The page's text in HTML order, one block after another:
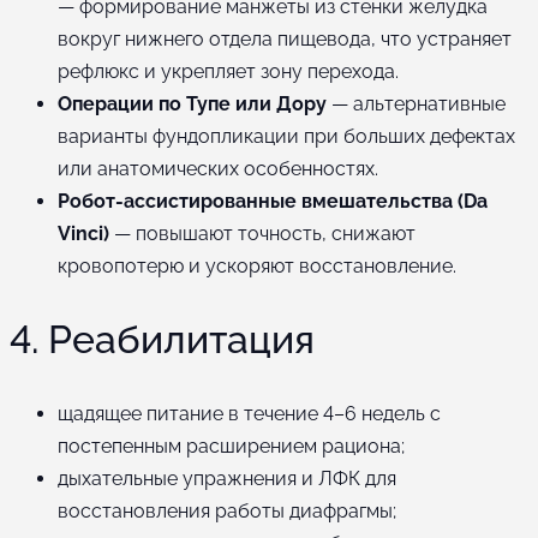
— формирование манжеты из стенки желудка
вокруг нижнего отдела пищевода, что устраняет
рефлюкс и укрепляет зону перехода.
Операции по Тупе или Дору — альтернативные
варианты фундопликации при больших дефектах
или анатомических особенностях.
Робот-ассистированные вмешательства (Da
Vinci) — повышают точность, снижают
кровопотерю и ускоряют восстановление.
4. Реабилитация
щадящее питание в течение 4–6 недель с
постепенным расширением рациона;
дыхательные упражнения и ЛФК для
восстановления работы диафрагмы;